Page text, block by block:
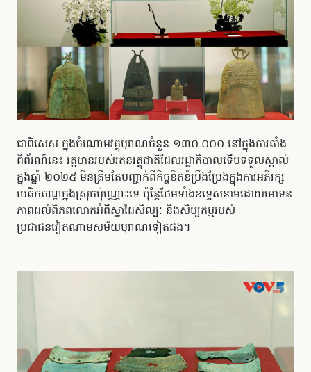
ជាពិសេស ក្នុងចំណោមវត្ថុបុរាណចំនួន ១៣០.០០០ នៅក្នុងការតាំង
ពិព័រណ៍នេះ វត្តមានរបស់រតនវត្ថុជាតិដែលរដ្ឋាភិបាលទើបទទួលស្គាល់
ក្នុងឆ្នាំ ២០២៥ មិនត្រឹមតែបញ្ជាក់ពីកិច្ចខិតខំប្រឹងប្រែងក្នុងការអភិរក្ស
បេតិកភណ្ឌក្នុងស្រុកប៉ុណ្ណោះទេ ប៉ុន្តែថែមទាំងឧទ្ទេសនាមដោយមោទន
ភាពដល់ពិភពលោកអំពីស្នាដៃសិល្បៈ និងសិប្បកម្មរបស់
ប្រជាជនវៀតណាមសម័យបុរាណទៀតផង។